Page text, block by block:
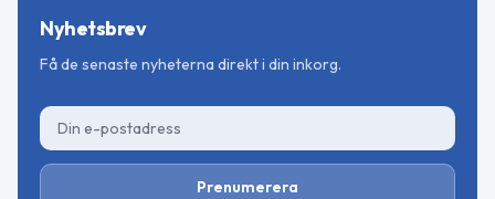
Nyhetsbrev
Få de senaste nyheterna direkt i din inkorg.
Prenumerera